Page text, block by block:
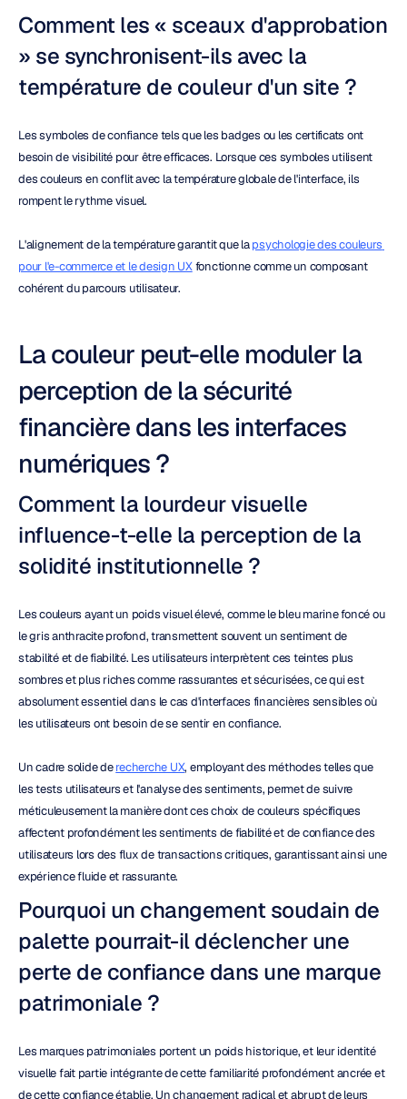
Comment les « sceaux d'approbation
» se synchronisent-ils avec la
température de couleur d'un site ?
Les symboles de confiance tels que les badges ou les certificats ont
besoin de visibilité pour être efficaces. Lorsque ces symboles utilisent
des couleurs en conflit avec la température globale de l'interface, ils
rompent le rythme visuel.
L'alignement de la température garantit que la psychologie des couleurs
pour l'e-commerce et le design UX fonctionne comme un composant
cohérent du parcours utilisateur.
La couleur peut-elle moduler la
perception de la sécurité
financière dans les interfaces
numériques ?
Comment la lourdeur visuelle
influence-t-elle la perception de la
solidité institutionnelle ?
Les couleurs ayant un poids visuel élevé, comme le bleu marine foncé ou
le gris anthracite profond, transmettent souvent un sentiment de
stabilité et de fiabilité. Les utilisateurs interprètent ces teintes plus
sombres et plus riches comme rassurantes et sécurisées, ce qui est
absolument essentiel dans le cas d'interfaces financières sensibles où
les utilisateurs ont besoin de se sentir en confiance.
Un cadre solide de recherche UX, employant des méthodes telles que
les tests utilisateurs et l'analyse des sentiments, permet de suivre
méticuleusement la manière dont ces choix de couleurs spécifiques
affectent profondément les sentiments de fiabilité et de confiance des
utilisateurs lors des flux de transactions critiques, garantissant ainsi une
expérience fluide et rassurante.
Pourquoi un changement soudain de
palette pourrait-il déclencher une
perte de confiance dans une marque
patrimoniale ?
Les marques patrimoniales portent un poids historique, et leur identité
visuelle fait partie intégrante de cette familiarité profondément ancrée et
de cette confiance établie. Un changement radical et abrupt de leurs